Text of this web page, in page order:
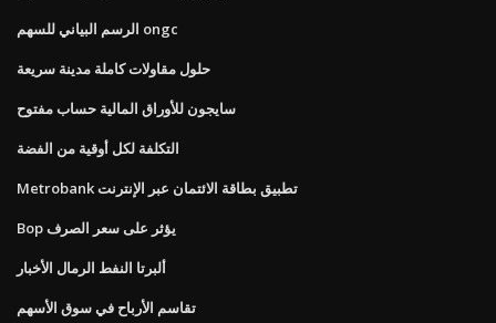
الرسم البياني للسهم ongc
حلول مقاولات كاملة مدينة سريعة
سايجون للأوراق المالية حساب مفتوح
التكلفة لكل أوقية من الفضة
Metrobank تطبيق بطاقة الائتمان عبر الإنترنت
Bop يؤثر على سعر الصرف
ألبرتا النفط الرمال الأخبار
تقاسم الأرباح في سوق الأسهم